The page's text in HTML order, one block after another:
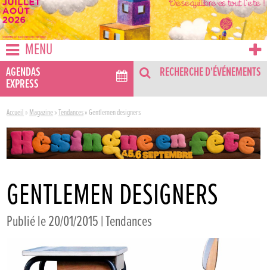
MENU
AGENDAS
EXPRESS
RECHERCHE D'ÉVÉNEMENTS
Accueil » Magazine»Tendances»Gentlemen designers
GENTLEMEN DESIGNERS
Publié le 20/01/2015 |Tendances